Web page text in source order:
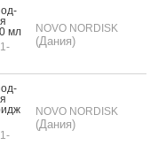
мл
NOVO NORDISK
(Дания)
NOVO NORDISK
(Дания)